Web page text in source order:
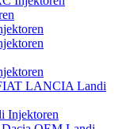
LANCIA Landi
Injektoren